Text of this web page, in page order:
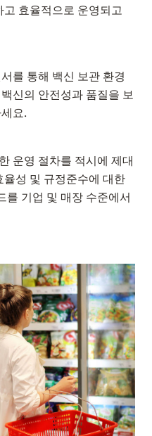
효율적으로 운영되고
를 통해 백신 보관 환경
신의 안전성과 품질을 보
요.
운영 절차를 적시에 제대
성 및 규정준수에 대한
를 기업 및 매장 수준에서